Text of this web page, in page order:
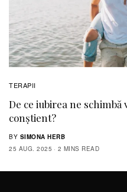
TERAPII
De ce iubirea ne schimbă
conștient?
BY SIMONA HERB
25 AUG. 2025
2 MINS READ